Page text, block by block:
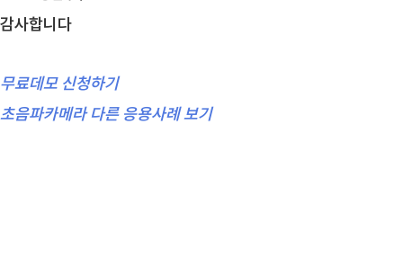
감사합니다
무료데모 신청하기
초음파카메라 다른 응용사례 보기